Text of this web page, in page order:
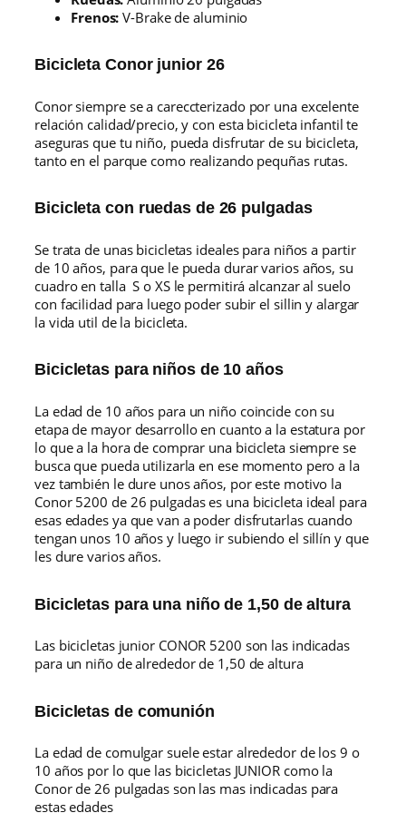
d
d
Frenos: V-Brake de aluminio
Bicicleta Conor junior 26
Conor siempre se a careccterizado por una excelente
relación calidad/precio, y con esta bicicleta infantil te
aseguras que tu niño, pueda disfrutar de su bicicleta,
tanto en el parque como realizando pequñas rutas.
Bicicleta con ruedas de 26 pulgadas
Se trata de unas bicicletas ideales para niños a partir
de 10 años, para que le pueda durar varios años, su
cuadro en talla S o XS le permitirá alcanzar al suelo
con facilidad para luego poder subir el sillin y alargar
la vida util de la bicicleta.
Bicicletas para niños de 10 años
La edad de 10 años para un niño coincide con su
etapa de mayor desarrollo en cuanto a la estatura por
lo que a la hora de comprar una bicicleta siempre se
busca que pueda utilizarla en ese momento pero a la
vez también le dure unos años, por este motivo la
Conor 5200 de 26 pulgadas es una bicicleta ideal para
esas edades ya que van a poder disfrutarlas cuando
tengan unos 10 años y luego ir subiendo el sillín y que
les dure varios años.
Bicicletas para una niño de 1,50 de altura
Las bicicletas junior CONOR 5200 son las indicadas
para un niño de alrededor de 1,50 de altura
Bicicletas de comunión
La edad de comulgar suele estar alrededor de los 9 o
10 años por lo que las bicicletas JUNIOR como la
Conor de 26 pulgadas son las mas indicadas para
estas edades